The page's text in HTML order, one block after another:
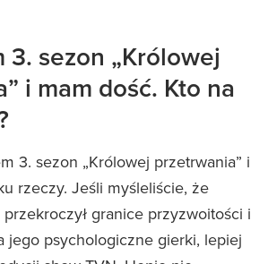
3. sezon „Królowej
i mam dość. Kto na
3. sezon „Królowej przetrwania” i
rzeczy. Jeśli myśleliście, że
przekroczył granice przyzwoitości i
jego psychologiczne gierki, lepiej